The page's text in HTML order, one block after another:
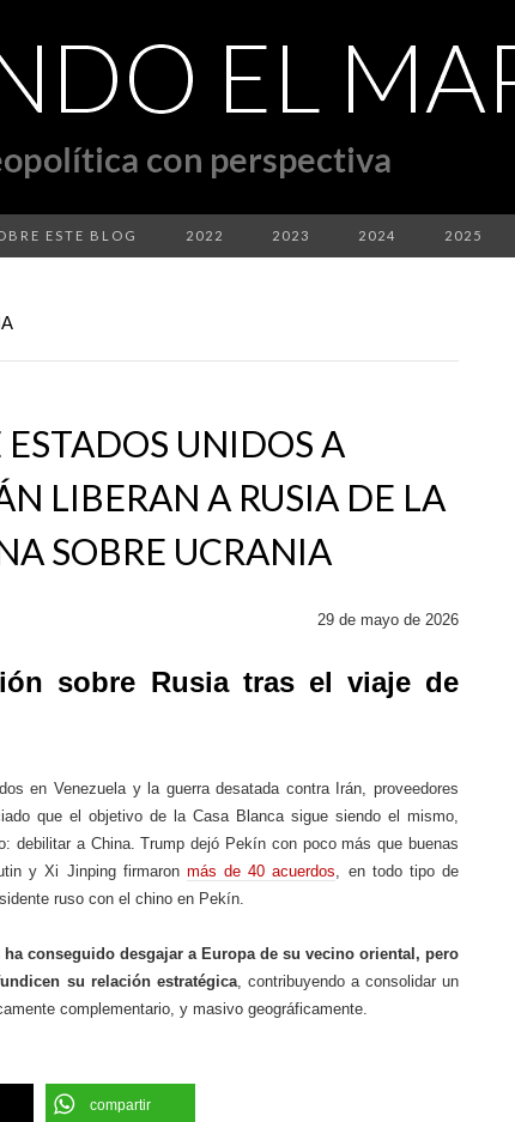
ESTE BLOG 2022 2023 2024 2025
ESTADOS UNIDOS A
LIBERAN A RUSIA DE LA
SOBRE UCRANIA
29 de mayo de 2026
sobre Rusia tras el viaje de
en Venezuela y la guerra desatada contra Irán, proveedores
que el objetivo de la Casa Blanca sigue siendo el mismo,
debilitar a China. Trump dejó Pekín con poco más que buenas
y Xi Jinping firmaron más de 40 acuerdos, en todo tipo de
ruso con el chino en Pekín.
conseguido desgajar a Europa de su vecino oriental, pero
su relación estratégica, contribuyendo a consolidar un
complementario, y masivo geográficamente.
compartir